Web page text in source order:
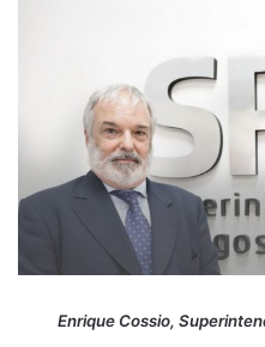
Enrique Cossio,